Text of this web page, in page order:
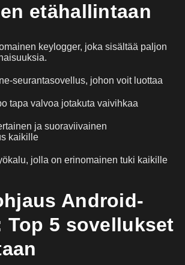
etähallintaan
keylogger, joka sisältää paljon
seurantasovellus, johon voit luottaa
tapa valvoa jotakuta vaivihkaa
ja suoraviivainen
kaikille
jolla on erinomainen tuki kaikille
Android-
Top 5 sovellukset